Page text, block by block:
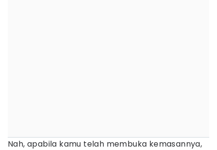
Nah, apabila kamu telah membuka kemasannya,